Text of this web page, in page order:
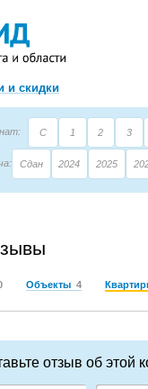
и скидки
С 1 2 3
Сдан 2024 2025
Объекты 4
отзыв об этой